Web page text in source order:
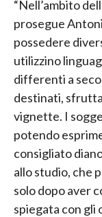
“Nell’ambito
prosegue
possedere
utilizzino
differenti a
destinati,
vignette. I
potendo
consigliato
allo studio, che
solo dopo aver
spiegata con gli